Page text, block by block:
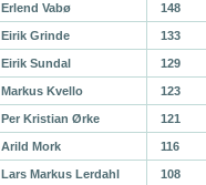
Erlend Vabø 148
Eirik Grinde 133
Eirik Sundal 129
Markus Kvello 123
Per Kristian Ørke 121
Arild Mork 116
Lars Markus Lerdahl 108